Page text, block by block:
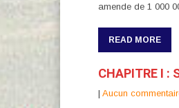
amende de 1 000
READ MORE
CHAPITRE I :
| Aucun